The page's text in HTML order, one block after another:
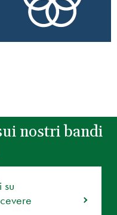
nostri bandi